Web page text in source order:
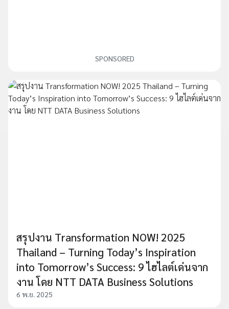
SPONSORED
สรุปงาน Transformation NOW! 2025
Thailand – Turning Today’s Inspiration
into Tomorrow’s Success: 9 ไฮไลต์เด่นจาก
งาน โดย NTT DATA Business Solutions
6 พ.ย. 2025